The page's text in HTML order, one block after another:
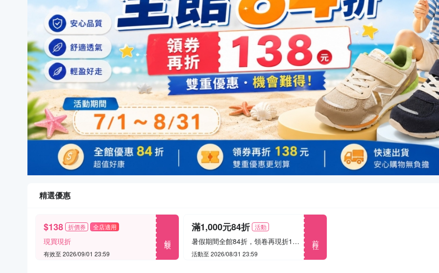
精選優惠
$138 折價券 全店適用
現買現折
有效至 2026/09/01 23:59
滿1,000元84折 活動
暑假期間全館84折，領卷再現折138元，時間: 7/1~8/30 限時搶購 機會難得(可搭配館內跨店活動)
活動至 2026/08/31 23:59